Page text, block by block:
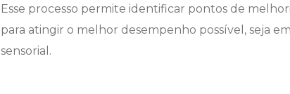
Esse processo permite identificar pontos de
para atingir o melhor desempenho possível, seja
sensorial.